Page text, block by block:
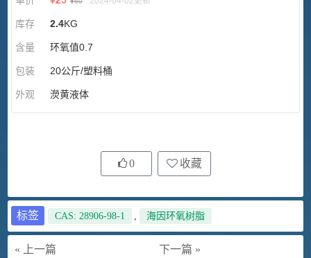
库存 2.4KG
含量 环氧值0.7
包装 20公斤/塑料桶
外观 濙黄液体
0 收藏
标签 CAS: 28906-98-1 , 海因环氧树脂
« 上一篇
下一篇 »